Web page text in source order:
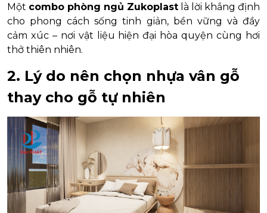
Một combo phòng ngủ Zukoplast là lời khẳng định
cho phong cách sống tinh giản, bền vững và đầy
cảm xúc – nơi vật liệu hiện đại hòa quyện cùng hơi
thở thiên nhiên.
2. Lý do nên chọn nhựa vân gỗ
thay cho gỗ tự nhiên